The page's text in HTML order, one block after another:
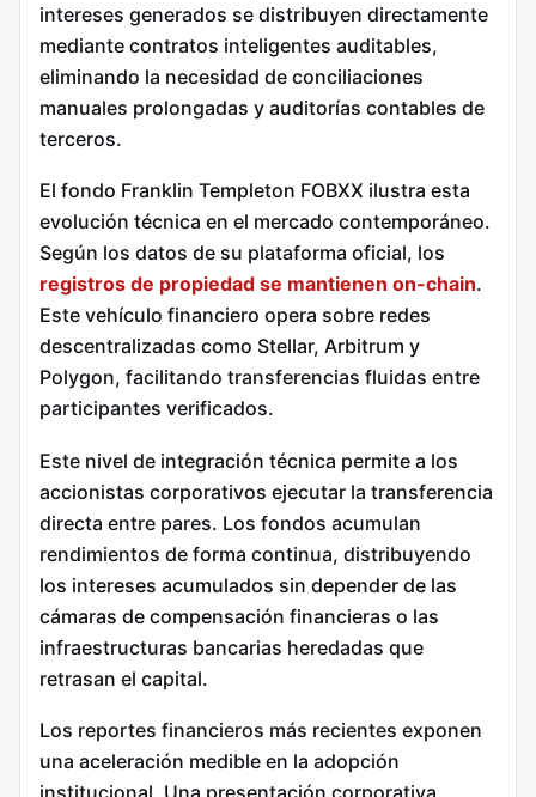
intereses generados se distribuyen directamente
mediante contratos inteligentes auditables,
eliminando la necesidad de conciliaciones
manuales prolongadas y auditorías contables de
terceros.
El fondo Franklin Templeton FOBXX ilustra esta
evolución técnica en el mercado contemporáneo.
Según los datos de su plataforma oficial, los
registros de propiedad se mantienen on-chain.
Este vehículo financiero opera sobre redes
descentralizadas como Stellar, Arbitrum y
Polygon, facilitando transferencias fluidas entre
participantes verificados.
Este nivel de integración técnica permite a los
accionistas corporativos ejecutar la transferencia
directa entre pares. Los fondos acumulan
rendimientos de forma continua, distribuyendo
los intereses acumulados sin depender de las
cámaras de compensación financieras o las
infraestructuras bancarias heredadas que
retrasan el capital.
Los reportes financieros más recientes exponen
una aceleración medible en la adopción